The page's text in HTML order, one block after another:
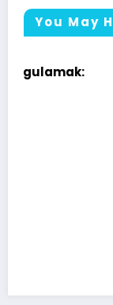
You May
Genel
Düşünce